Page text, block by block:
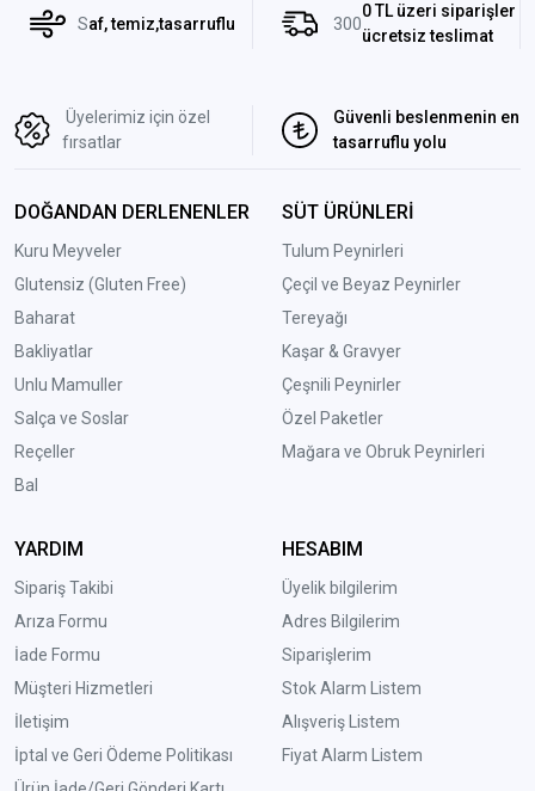
Saf, temiz,tasarruflu 300
0 TL üzeri siparişler
ücretsiz teslimat
Üyelerimiz için özel
fırsatlar
Güvenli beslenmenin en
tasarruflu yolu
DOĞANDAN DERLENENLER
Kuru Meyveler
Glutensiz (Gluten Free)
Baharat
Bakliyatlar
Unlu Mamuller
Salça ve Soslar
Reçeller
Bal
SÜT ÜRÜNLERİ
Tulum Peynirleri
Çeçil ve Beyaz Peynirler
Tereyağı
Kaşar & Gravyer
Çeşnili Peynirler
Özel Paketler
Mağara ve Obruk Peynirleri
YARDIM
Sipariş Takibi
Arıza Formu
İade Formu
Müşteri Hizmetleri
İletişim
İptal ve Geri Ödeme Politikası
HESABIM
Üyelik bilgilerim
Adres Bilgilerim
Siparişlerim
Stok Alarm Listem
Alışveriş Listem
Fiyat Alarm Listem